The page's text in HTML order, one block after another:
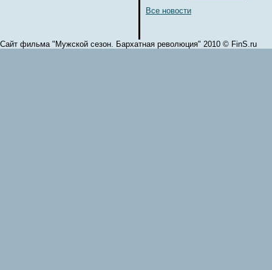
Все новости
Сайт фильма "Мужской сезон. Бархатная революция" 2010 © FinS.ru